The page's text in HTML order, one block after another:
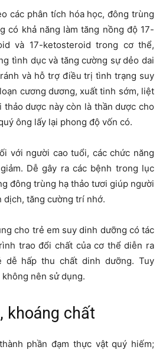
các phân tích hóa học, đông trùng
có khả năng làm tăng nồng độ 17-
và 17-ketosteroid trong cơ thể,
tình dục và tăng cường sự dẻo dai
và hỗ trợ điều trị tình trạng suy
cương dương, xuất tinh sớm, liệt
dược này còn là thần dược cho
ông lấy lại phong độ vốn có.
với người cao tuổi, các chức năng
Dễ gây ra các bệnh trong lục
đông trùng hạ thảo tươi giúp người
dịch, tăng cường trí nhớ.
cho trẻ em suy dinh dưỡng có tác
trao đổi chất của cơ thể diễn ra
dễ hấp thu chất dinh dưỡng. Tuy
nên sử dụng.
khoáng chất
phần đạm thực vật quý hiếm;